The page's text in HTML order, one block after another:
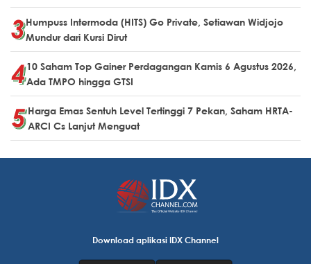
Humpuss Intermoda (HITS) Go Private, Setiawan Widjojo
Mundur dari Kursi Dirut
10 Saham Top Gainer Perdagangan Kamis 6 Agustus 2026,
Ada TMPO hingga GTSI
Harga Emas Sentuh Level Tertinggi 7 Pekan, Saham HRTA-
ARCI Cs Lanjut Menguat
Download aplikasi IDX Channel